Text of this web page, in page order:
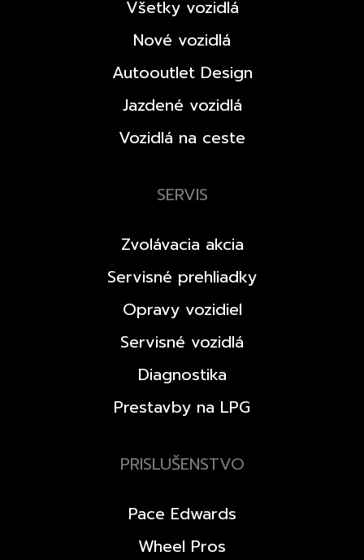
Všetky vozidlá
Nové vozidlá
Autooutlet Design
Jazdené vozidlá
Vozidlá na ceste
SERVIS
Zvolávacia akcia
Servisné prehliadky
Opravy vozidiel
Servisné vozidlá
Diagnostika
Prestavby na LPG
PRISLUŠENSTVO
Pace Edwards
Wheel Pros